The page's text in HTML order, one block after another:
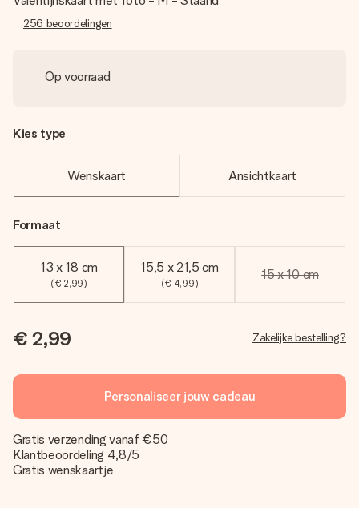
256 beoordelingen
Op voorraad
Kies type
Wenskaart Ansichtkaart
Formaat
13 x 18 cm
(€ 2,99)
15,5 x 21,5 cm
(€ 4,99)
15 x 10 cm
€ 2,99 Zakelijke bestelling?
Personaliseer jouw cadeau
Gratis verzending vanaf €50
Klantbeoordeling 4,8/5
Gratis wenskaartje